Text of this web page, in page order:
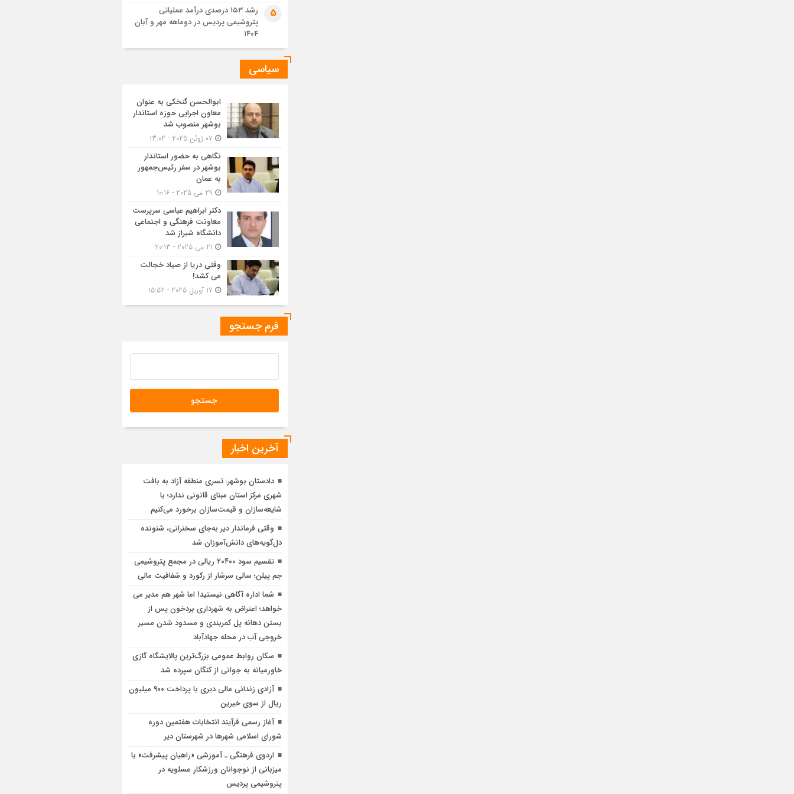
5
رشد ۱۵۳ درصدی درآمد عملیاتی
پتروشیمی پردیس در دوماهه مهر و آبان
۱۴۰۴
سیاسی
ابوالحسن گنخکی به عنوان
معاون اجرایی حوزه استاندار
بوشهر منصوب شد
نگاهی به حضور استاندار
بوشهر در سفر رئیس‌جمهور
به عمان
دکتر ابراهیم عباسی سرپرست
معاونت فرهنگی و اجتماعی
دانشگاه شیراز شد
وقتی دریا از صیاد خجالت
می کشد!
فرم جستجو
آخرین اخبار
دادستان بوشهر: تسری منطقه آزاد به بافت
شهری مرکز استان مبنای قانونی ندارد؛ با
شایعه‌سازان و قیمت‌سازان برخورد می‌کنیم
وقتی فرماندار دیر به‌جای سخنرانی، شنونده
دل‌گویه‌های دانش‌آموزان شد
تقسیم سود ۲۰۴۰۰ ریالی در مجمع پتروشیمی
جم پیلن؛ سالی سرشار از رکورد و شفافیت مالی
شما اداره آگاهی نیستید! اما شهر هم مدیر می
خواهد؛ اعتراض به شهرداری بردخون پس از
بستن دهانه پل کمربندی و مسدود شدن مسیر
خروجی آب در محله جهادآباد
سکان روابط عمومی بزرگ‌ترین پالایشگاه گازی
خاورمیانه به جوانی از کنگان سپرده شد
آزادی زندانی مالی دیری با پرداخت ۹۰۰ میلیون
ریال از سوی خیرین
آغاز رسمی فرآیند انتخابات هفتمین دوره
شورای اسلامی شهرها در شهرستان دیر
اردوی فرهنگی ـ آموزشی «راهیان پیشرفت» با
میزبانی از نوجوانان ورزشکار عسلویه در
پتروشیمی پردیس